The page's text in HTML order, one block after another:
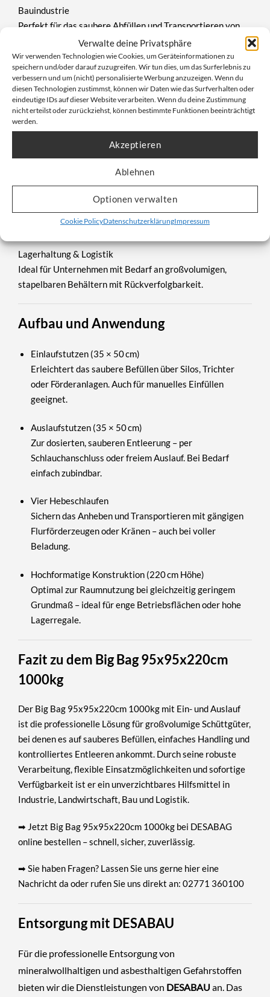
Verwalte deine Privatsphäre
Wir verwenden Technologien wie Cookies, um Geräteinformationen zu
speichern und/oder darauf zuzugreifen. Wir tun dies, um das Surferlebnis zu
verbessern und um (nicht) personalisierte Werbung anzuzeigen. Wenn du
diesen Technologien zustimmst, können wir Daten wie das Surfverhalten oder
eindeutige IDs auf dieser Website verarbeiten. Wenn du deine Zustimmung
nicht erteilst oder zurückziehst, können bestimmte Funktionen beeinträchtigt
werden.
Akzeptieren
Ablehnen
Optionen verwalten
Cookie PolicyDatenschutzerklärungImpressum
Bauindustrie
Perfekt für das saubere Abfüllen und Transportieren von
Sand, Zuschlagstoffen oder Trockenmörtel auf der
Baustelle.
Landwirtschaft & Agrarlogistik
Düngemittel, Saatgut oder Futter können sicher eingefüllt,
gelagert und dosiert entnommen werden.
Kunststoffverarbeitung
zwischen Verarbeitungsschritten.
Recycling und Entsorgung
Verwendung als Sammelbehälter für sortenreines,
rieselfähiges Material mit Entleerung über den Auslauf.
Lagerhaltung & Logistik
Ideal für Unternehmen mit Bedarf an großvolumigen,
stapelbaren Behältern mit Rückverfolgbarkeit.
Aufbau und Anwendung
Einlaufstutzen (35 × 50 cm)
Erleichtert das saubere Befüllen über Silos, Trichter
oder Förderanlagen. Auch für manuelles Einfüllen
geeignet.
Auslaufstutzen (35 × 50 cm)
Zur dosierten, sauberen Entleerung – per
Schlauchanschluss oder freiem Auslauf. Bei Bedarf
einfach zubindbar.
Vier Hebeschlaufen
Sichern das Anheben und Transportieren mit gängigen
Flurförderzeugen oder Kränen – auch bei voller
Beladung.
Hochformatige Konstruktion (220 cm Höhe)
Optimal zur Raumnutzung bei gleichzeitig geringem
Grundmaß – ideal für enge Betriebsflächen oder hohe
Lagerregale.
Fazit zu dem Big Bag 95x95x220cm
1000kg
Der Big Bag 95x95x220cm 1000kg mit Ein- und Auslauf
ist die professionelle Lösung für großvolumige Schüttgüter,
bei denen es auf sauberes Befüllen, einfaches Handling und
kontrolliertes Entleeren ankommt. Durch seine robuste
Verarbeitung, flexible Einsatzmöglichkeiten und sofortige
Verfügbarkeit ist er ein unverzichtbares Hilfsmittel in
Industrie, Landwirtschaft, Bau und Logistik.
➡ Jetzt Big Bag 95x95x220cm 1000kg bei DESABAG
online bestellen – schnell, sicher, zuverlässig.
➡ Sie haben Fragen? Lassen Sie uns gerne hier eine
Nachricht da oder rufen Sie uns direkt an: 02771 360100
Entsorgung mit DESABAU
Für die professionelle Entsorgung von
mineralwollhaltigen und asbesthaltigen Gefahrstoffen
bieten wir die Dienstleistungen von DESABAU an. Das